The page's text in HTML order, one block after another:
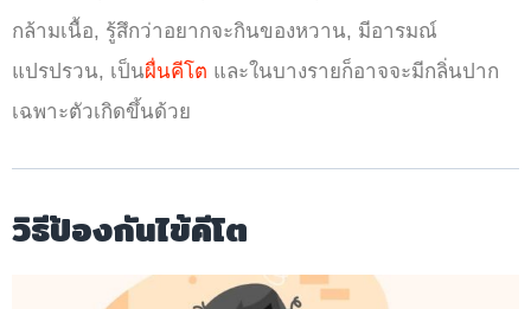
กล้ามเนื้อ, รู้สึกว่าอยากจะกินของหวาน, มีอารมณ์
แปรปรวน, เป็นผื่นคีโต และในบางรายก็อาจจะมีกลิ่นปาก
เฉพาะตัวเกิดขึ้นด้วย
วิธีป้องกันไข้คีโต